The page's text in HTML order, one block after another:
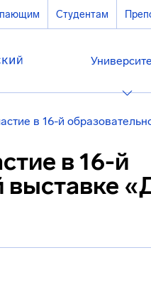
Студентам
в 16-й
в 16-й
выставке